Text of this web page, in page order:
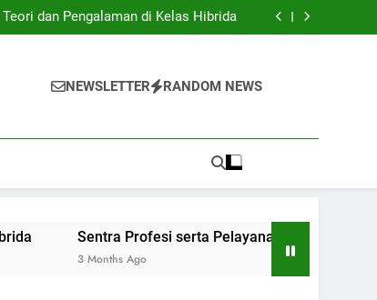
untuk Inovasi Baru
dan Pengalaman di Kelas Hibrida
Jembatan Ke Kesuksesan Sarjana
untuk Inovasi Baru
dan Pengalaman di Kelas Hibrida
Jembatan Ke Kesuksesan Sarjana
NEWSLETTER RANDOM NEWS
Sentra Profesi serta Pelayanan Siswa: Jembatan
3 Months Ago